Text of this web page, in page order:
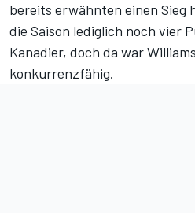
bereits erwähnten einen Sieg
die Saison lediglich noch vier
Kanadier, doch da war
konkurrenzfähig.